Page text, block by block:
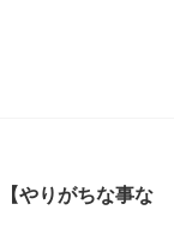
やりがちな事な